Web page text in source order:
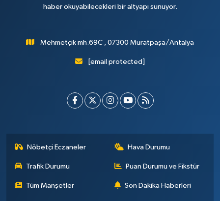
haber okuyabilecekleri bir altyapı sunuyor.
Mehmetçik mh.69C , 07300 Muratpaşa/Antalya
[email protected]
Nöbetçi Eczaneler Hava Durumu
Trafik Durumu Puan Durumu ve Fikstür
Tüm Manşetler Son Dakika Haberleri